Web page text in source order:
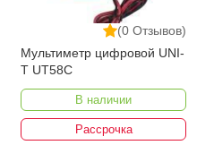
(0 Отзывов)
Мультиметр цифровой UNI-
T UT58C
В наличии
Рассрочка